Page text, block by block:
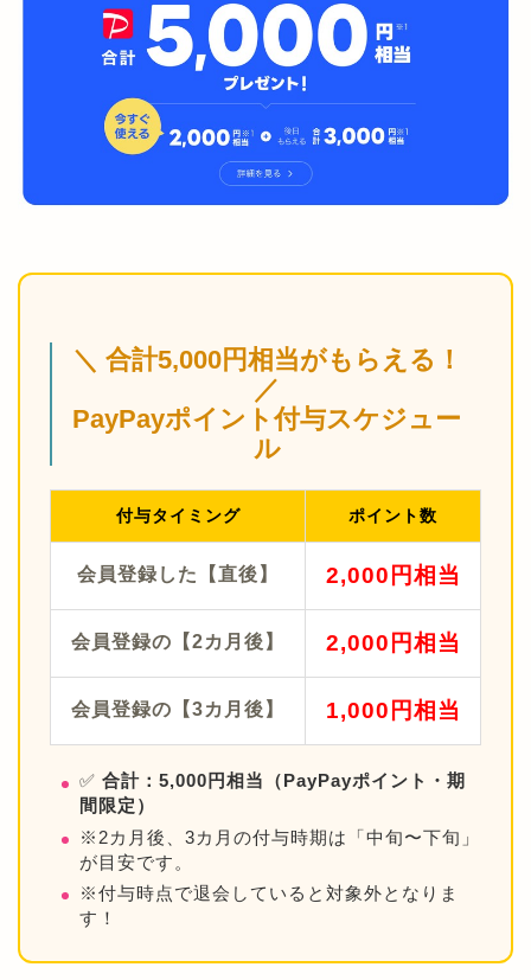
＼ 合計5,000円相当がもらえる！
／
PayPayポイント付与スケジュー
ル
付与タイミング ポイント数
会員登録した【直後】 2,000円相当
会員登録の【2カ月後】 2,000円相当
会員登録の【3カ月後】 1,000円相当
✅ 合計：5,000円相当（PayPayポイント・期
間限定）
※2カ月後、3カ月の付与時期は「中旬〜下旬」
が目安です。
※付与時点で退会していると対象外となりま
す！